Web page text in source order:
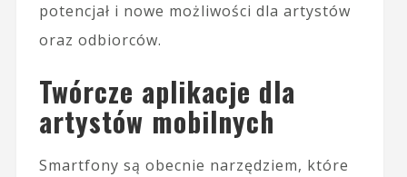
potencjał i nowe możliwości dla artystów
oraz odbiorców.
Twórcze aplikacje dla
artystów mobilnych
Smartfony są obecnie narzędziem, które